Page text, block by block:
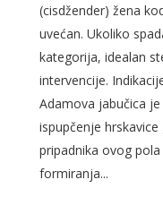
(cisdžender) žena
uvećan. Ukoliko
kategorija, idealan
intervencije.
Adamova jabučica
ispupčenje
pripadnika ovog
formiranja...